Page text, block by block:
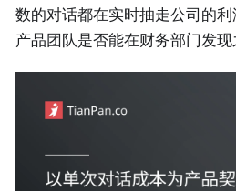
数的对话都在实时抽走公司的利
产品团队是否能在财务部门发现